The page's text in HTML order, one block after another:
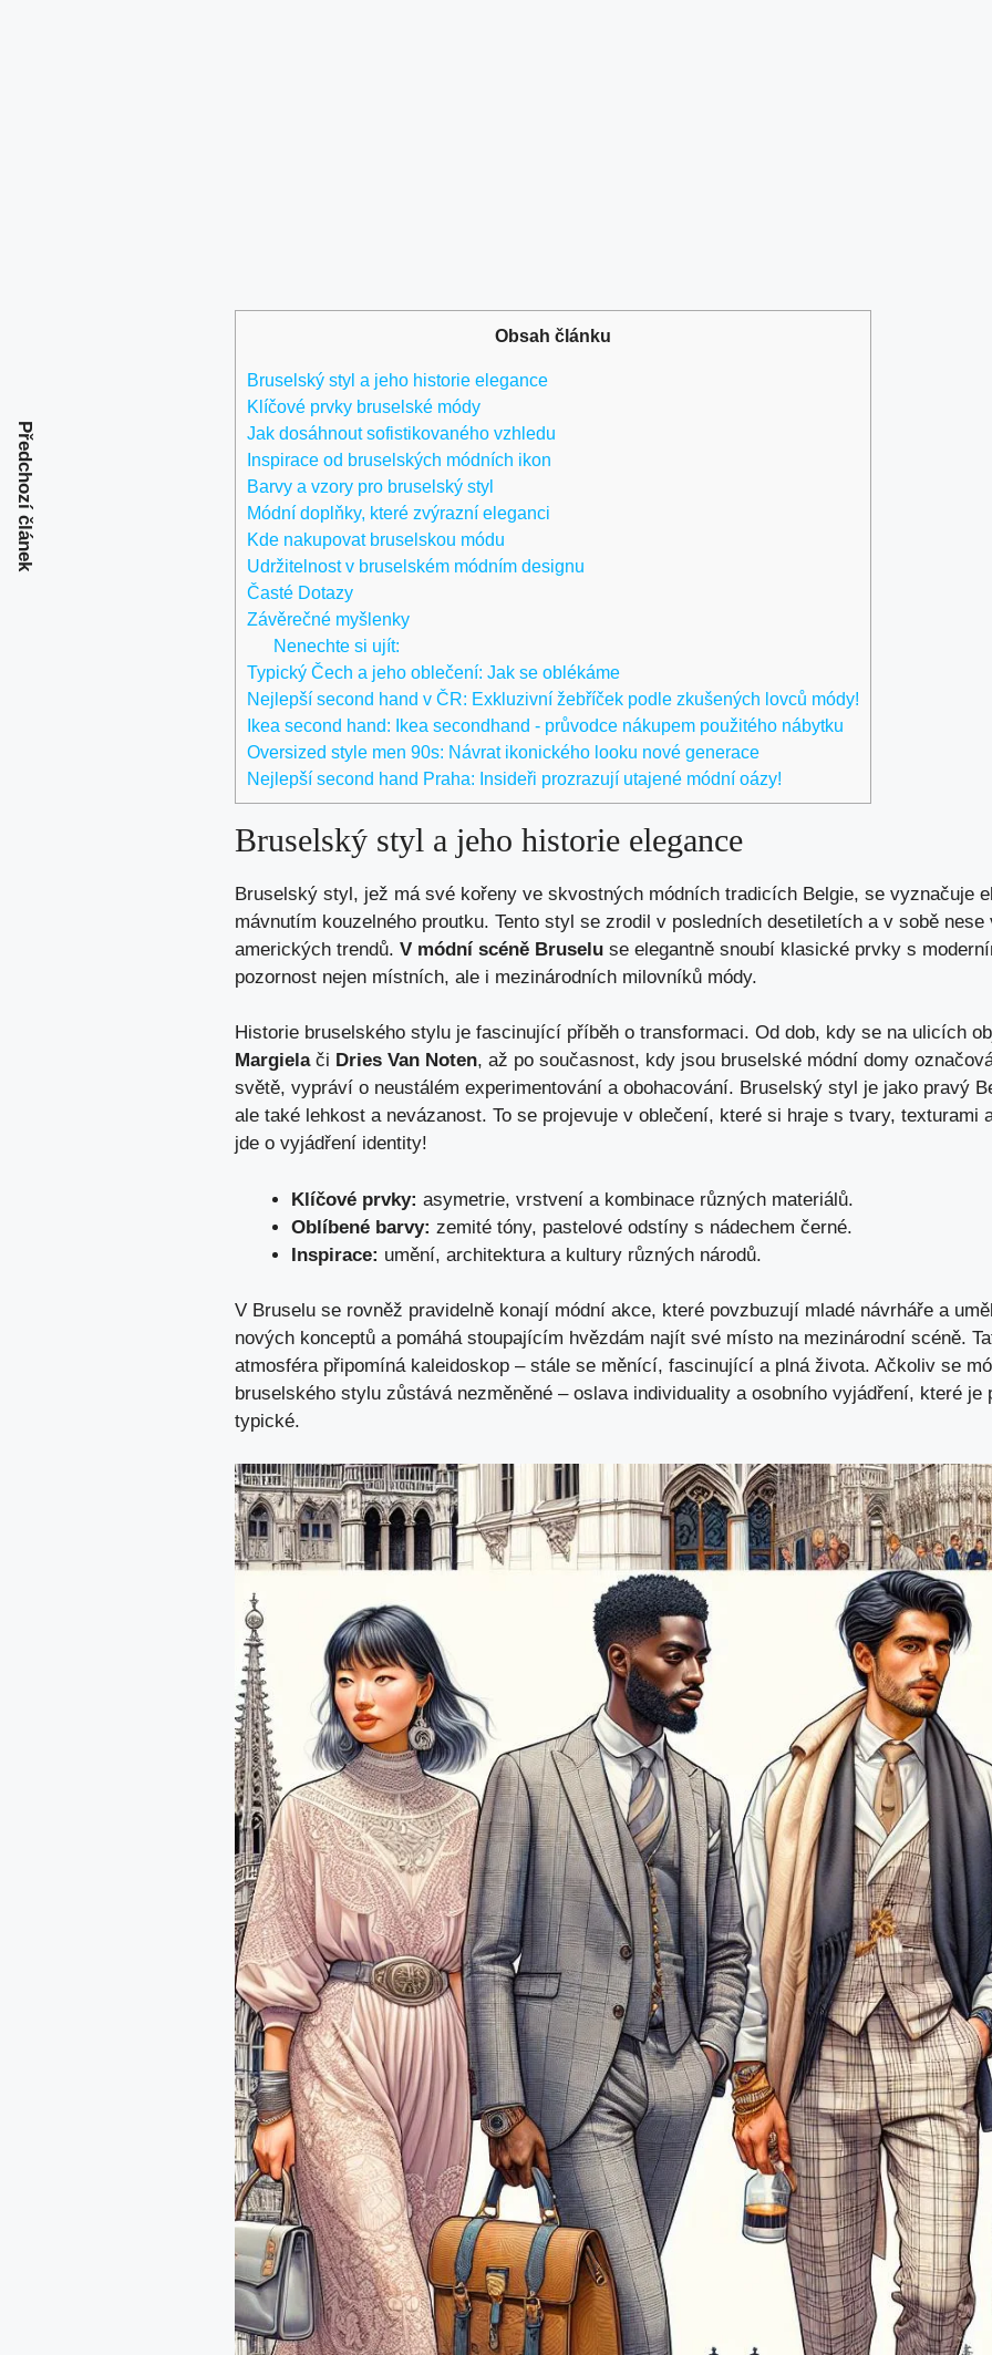
Obsah článku
Bruselský styl a jeho historie elegance
Klíčové prvky bruselské módy
Jak dosáhnout sofistikovaného vzhledu
Inspirace od bruselských módních ikon
Barvy a vzory pro bruselský styl
Módní doplňky, které zvýrazní eleganci
Kde nakupovat bruselskou módu
Udržitelnost v bruselském módním designu
Časté Dotazy
Závěrečné myšlenky
Nenechte si ujít:
Typický Čech a jeho oblečení: Jak se oblékáme
Nejlepší second hand v ČR: Exkluzivní žebříček podle zkušených lovců módy!
Ikea second hand: Ikea secondhand - průvodce nákupem použitého nábytku
Oversized style men 90s: Návrat ikonického looku nové generace
Nejlepší second hand Praha: Insideři prozrazují utajené módní oázy!
Bruselský styl a jeho historie elegance
Bruselský styl, jež má své kořeny ve skvostných módních tradicích Belgie, se vyznačuje
mávnutím kouzelného proutku. Tento styl se zrodil v posledních desetiletích a v sobě
amerických trendů. V módní scéně Bruselu se elegantně snoubí klasické prvky s
pozornost nejen místních, ale i mezinárodních milovníků módy.
Historie bruselského stylu je fascinující příběh o transformaci. Od dob, kdy se na ulicích
Margielači Dries Van Noten, až po současnost, kdy jsou bruselské módní domy
světě, vypráví o neustálém experimentování a obohacování. Bruselský styl je jako pravý
ale také lehkost a nevázanost. To se projevuje v oblečení, které si hraje s tvary, texturami
jde o vyjádření identity!
Klíčové prvky: asymetrie, vrstvení a kombinace různých materiálů.
Oblíbené barvy: zemité tóny, pastelové odstíny s nádechem černé.
Inspirace: umění, architektura a kultury různých národů.
V Bruselu se rovněž pravidelně konají módní akce, které povzbuzují mladé návrháře a
nových konceptů a pomáhá stoupajícím hvězdám najít své místo na mezinárodní scéně.
atmosféra připomíná kaleidoskop – stále se měnící, fascinující a plná života. Ačkoliv se
bruselského stylu zůstává nezměněné – oslava individuality a osobního vyjádření, které
typické.
Předchozí článek